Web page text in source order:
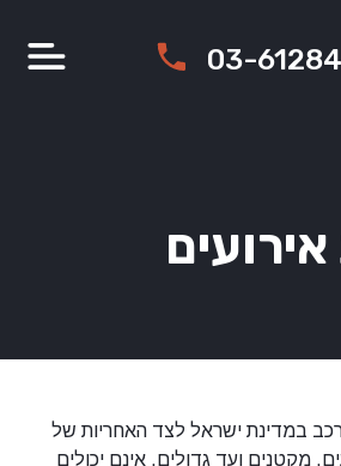
03-
במדינת ישראל לצד האחריות של
מקטנים ועד גדולים, אינם יכולים